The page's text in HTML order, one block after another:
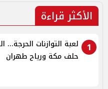
الأكثر قراءة
1
لعبة التوازنات
حلف مكة ورياح طهران